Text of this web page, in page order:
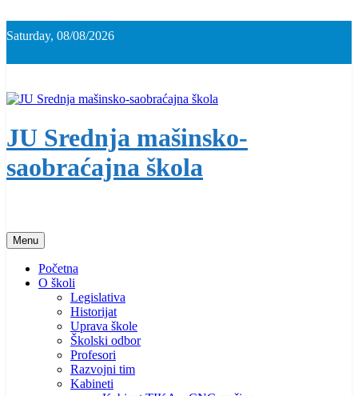
content
Saturday, 08/08/2026
JU Srednja mašinsko-
saobraćajna škola
Menu
Početna
O školi
Legislativa
Historijat
Uprava škole
Školski odbor
Profesori
Razvojni tim
Kabineti